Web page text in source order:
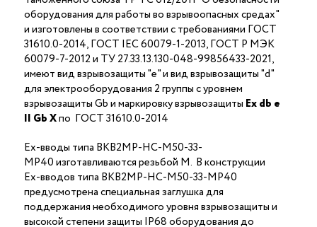
оборудования для работы во взрывоопасных средах"
и изготовлены в соответствии с требованиями ГОСТ
31610.0-2014, ГОСТ IEC 60079-1-2013, ГОСТ Р МЭК
60079-7-2012 и ТУ 27.33.13.130-048-99856433-2021,
имеют вид взрывозащиты "е" и вид взрывозащиты "d"
для электрооборудования 2 группы с уровнем
взрывозащиты Gb и маркировку взрывозащиты Ехdb е
II Gb Xпо ГОСТ 31610.0-2014
Ex-вводы типа ВКВ2МР-НС-М50-33-
МР40 изготавливаются резьбой M. В конструкции
Ex-вводов типа ВКВ2МР-НС-М50-33-МР40
предусмотрена специальная заглушка для
поддержания необходимого уровня взрывозащиты и
высокой степени защиты IP68 оборудования до